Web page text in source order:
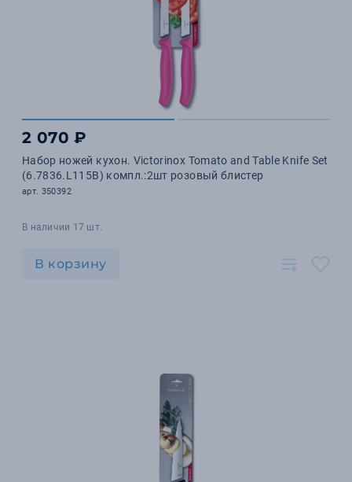
2 070 ₽
Набор ножей кухон. Victorinox Tomato and Table Knife Set
(6.7836.L115B) компл.:2шт розовый блистер
арт. 350392
В наличии 17 шт.
В корзину